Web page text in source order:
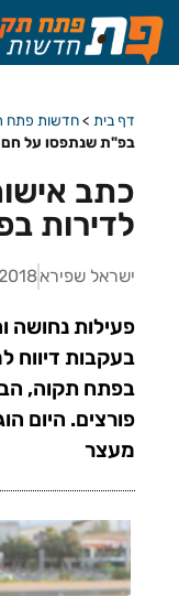
דף בית >חדשות פתח
בפ"ת שנתפסו על חם
לדירות
ישראל שפירא
פעילות נחושה
בעקבות דיווח
פורצים. היום
מעצר